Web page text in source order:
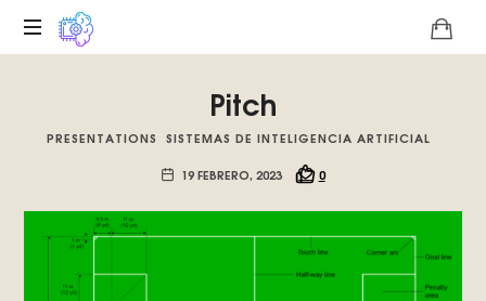
la
del
Basilisco
Roko,
Pitch
PRESENTATIONS SISTEMAS DE INTELIGENCIA ARTIFICIAL
19 FEBRERO, 2023
0